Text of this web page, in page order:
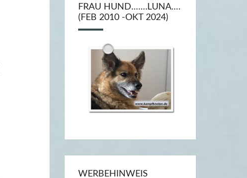
FRAU HUND…….LUNA….
(FEB 2010 -OKT 2024)
WERBEHINWEIS